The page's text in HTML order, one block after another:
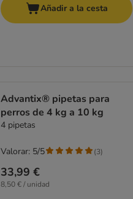
Añadir a la cesta
Advantix® pipetas para
perros de 4 kg a 10 kg
4 pipetas
33,99 €
8,50 € / unidad
Valorar: 5/5 (3)